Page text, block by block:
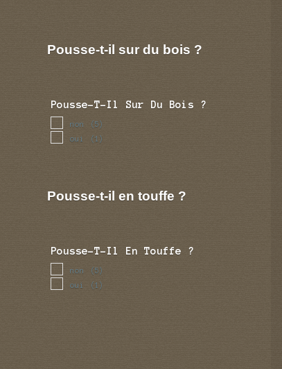
Pousse-t-il sur du bois ?
Pousse-T-Il Sur Du Bois ?
non (5)
oui (1)
Pousse-t-il en touffe ?
Pousse-T-Il En Touffe ?
non (5)
oui (1)